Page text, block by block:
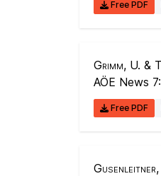
Free PDF
Grimm, U. &
AÖE News 7:
Free PDF